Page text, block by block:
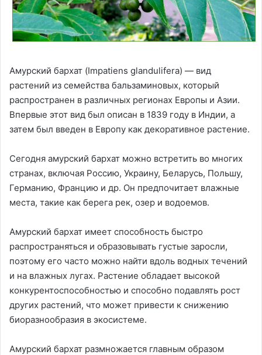
Амурский бархат (Impatiens glandulifera) — вид
растений из семейства бальзаминовых, который
распространен в различных регионах Европы и Азии.
Впервые этот вид был описан в 1839 году в Индии, а
затем был введен в Европу как декоративное растение.
Сегодня амурский бархат можно встретить во многих
странах, включая Россию, Украину, Беларусь, Польшу,
Германию, Францию и др. Он предпочитает влажные
места, такие как берега рек, озер и водоемов.
Амурский бархат имеет способность быстро
распространяться и образовывать густые заросли,
поэтому его часто можно найти вдоль водных течений
и на влажных лугах. Растение обладает высокой
конкурентоспособностью и способно подавлять рост
других растений, что может привести к снижению
биоразнообразия в экосистеме.
Амурский бархат размножается главным образом